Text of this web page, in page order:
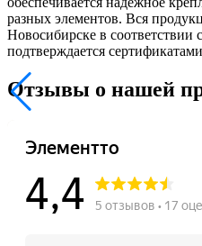
разных элементов. Вся
Новосибирске в
подтверждается
Отзывы о нашей